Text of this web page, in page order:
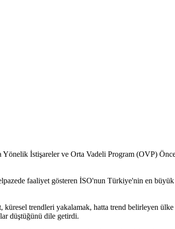
İstişareler ve Orta Vadeli Program (OVP)
faaliyet gösteren İSO'nun Türkiye'nin en
trendleri yakalamak, hatta trend belirleyen
düştüğünü dile getirdi.